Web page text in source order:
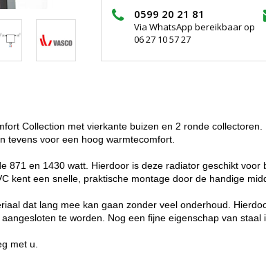
0599 20 21 81
Via WhatsApp bereikbaar op
06 27 10 57 27
Collection met vierkante buizen en 2 ronde
tevens voor een hoog warmtecomfort.
871 en 1430 watt. Hierdoor is deze radiator geschikt voor
kent een snelle, praktische montage door de handige
dat lang mee kan gaan zonder veel onderhoud.
te worden. Nog een fijne eigenschap van
met u.